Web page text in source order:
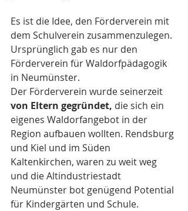
Es ist die Idee, den Förderverein mit
dem Schulverein zusammenzulegen.
Ursprünglich gab es nur den
Förderverein für Waldorfpädagogik
in Neumünster.
Der Förderverein wurde seinerzeit
von Eltern gegründet, die sich ein
eigenes Waldorfangebot in der
Region aufbauen wollten. Rendsburg
und Kiel und im Süden
Kaltenkirchen, waren zu weit weg
und die Altindustriestadt
Neumünster bot genügend Potential
für Kindergärten und Schule.